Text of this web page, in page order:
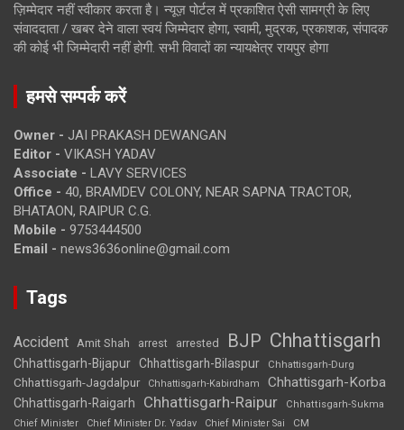
ज़िम्मेदार नहीं स्वीकार करता है। न्यूज़ पोर्टल में प्रकाशित ऐसी सामग्री के लिए
संवाददाता / खबर देने वाला स्वयं जिम्मेदार होगा, स्वामी, मुद्रक, प्रकाशक, संपादक
की कोई भी जिम्मेदारी नहीं होगी. सभी विवादों का न्यायक्षेत्र रायपुर होगा
हमसे सम्पर्क करें
Owner - JAI PRAKASH DEWANGAN
Editor - VIKASH YADAV
Associate - LAVY SERVICES
Office - 40, BRAMDEV COLONY, NEAR SAPNA TRACTOR,
BHATAON, RAIPUR C.G.
Mobile - 9753444500
Email - news3636online@gmail.com
Tags
Accident Amit Shah arrest arrested BJP Chhattisgarh
Chhattisgarh-Bijapur Chhattisgarh-Bilaspur Chhattisgarh-Durg
Chhattisgarh-Jagdalpur Chhattisgarh-Kabirdham Chhattisgarh-Korba
Chhattisgarh-Raigarh Chhattisgarh-Raipur
Chhattisgarh-Sukma
Chief Minister
Chief Minister Dr. Yadav Chief Minister Sai CM